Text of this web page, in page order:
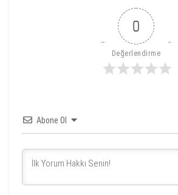
0
Değerlendirme
Abone Ol